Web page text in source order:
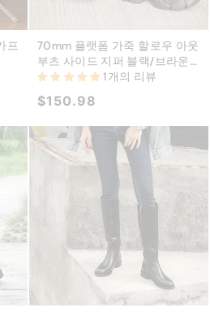
프
70mm 플랫폼 가죽 할로우 아웃
부츠 사이드 지퍼 블랙/브라운...
1개의 리뷰
$150.98